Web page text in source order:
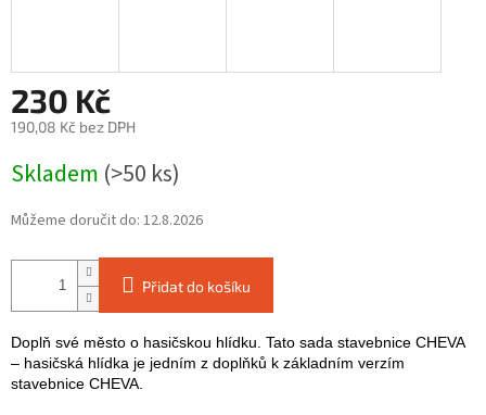
230 Kč
190,08 Kč bez DPH
cena:
Skladem (>50 ks)
Můžeme doručit do: 12.8.2026
Přidat do košíku
Doplň své město o hasičskou hlídku. Tato sada stavebnice CHEVA
– hasičská hlídka je jedním z doplňků k základním verzím
stavebnice CHEVA.